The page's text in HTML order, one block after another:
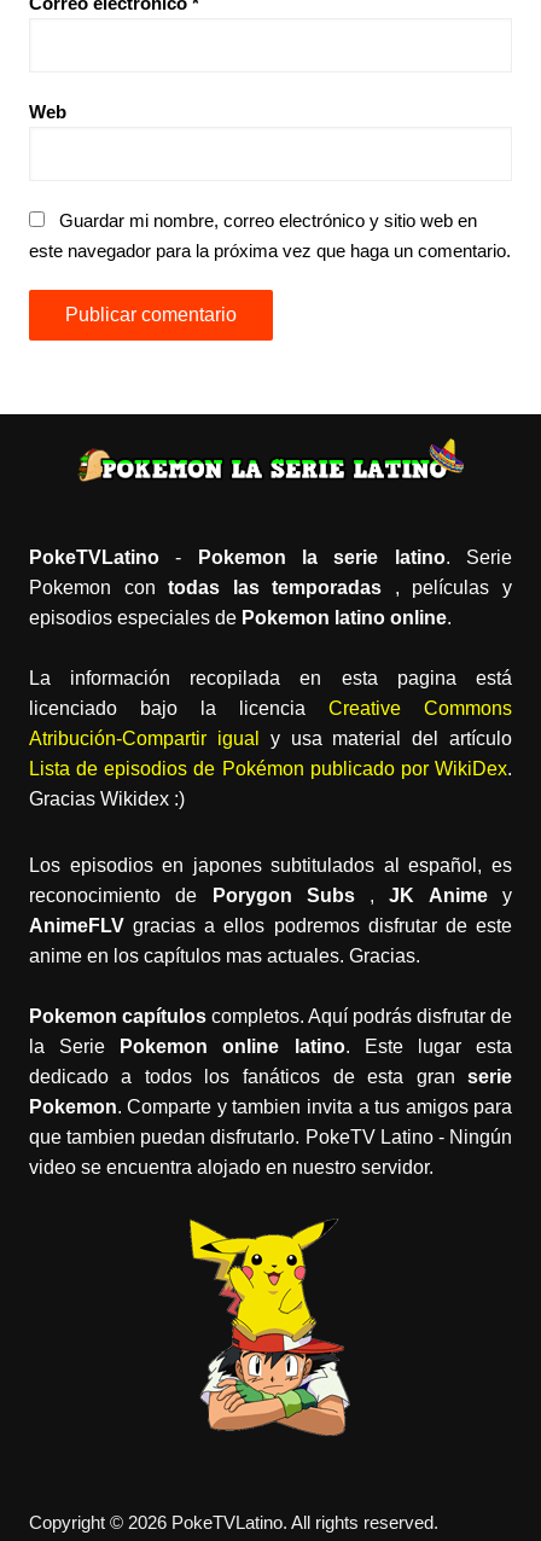
Web
Guardar mi nombre, correo electrónico y sitio web en
este navegador para la próxima vez que haga un comentario.
PokeTVLatino- Pokemon la serie latino. Serie
Pokemon contodas las temporadas , películas y
episodios especiales de Pokemon latino online.
La información recopilada en esta pagina está
licenciado bajo la licenciaCreative Commons
Atribución-Compartir igual
y usa material del artículo
Lista de episodios de Pokémon publicado por WikiDex.
Gracias Wikidex :)
Los episodios en japones subtitulados al español, es
reconocimiento de
Porygon Subs,JK Animey
AnimeFLVgracias a ellos podremos disfrutar de este
anime en los capítulos mas actuales. Gracias.
Pokemon capítuloscompletos. Aquí podrás disfrutar de
la Serie
Pokemon online latino. Este lugar esta
dedicado a todos los fanáticos de esta granserie
Pokemon. Comparte y tambien invita a tus amigos para
que tambien puedan disfrutarlo. PokeTV Latino - Ningún
video se encuentra alojado en nuestro servidor.
Copyright © 2026 PokeTVLatino. All rights reserved.